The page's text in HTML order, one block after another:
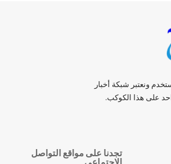
مليون مستخدم ونعتبر شبكة أخبار
على هذا الكوكب.
تجدنا على مواقع التواصل
الاجتماعي